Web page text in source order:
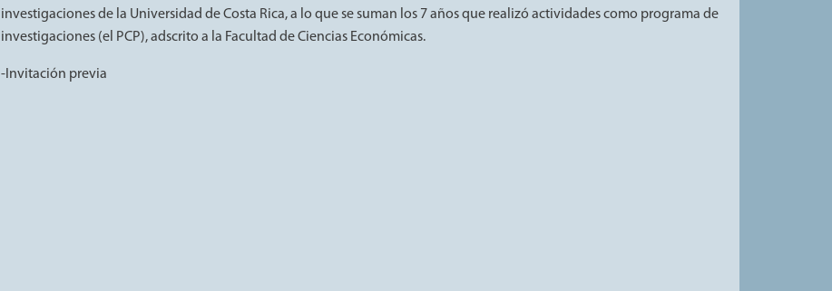
investigaciones de la Universidad de Costa Rica, a lo que se suman los 7 años que realizó actividades como programa de
investigaciones (el PCP), adscrito a la Facultad de Ciencias Económicas.
-Invitación previa